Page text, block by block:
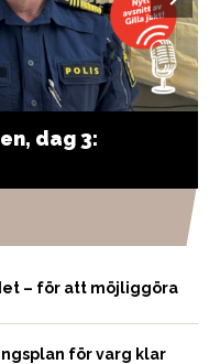
dag 3:
– för att möjliggöra
för varg klar